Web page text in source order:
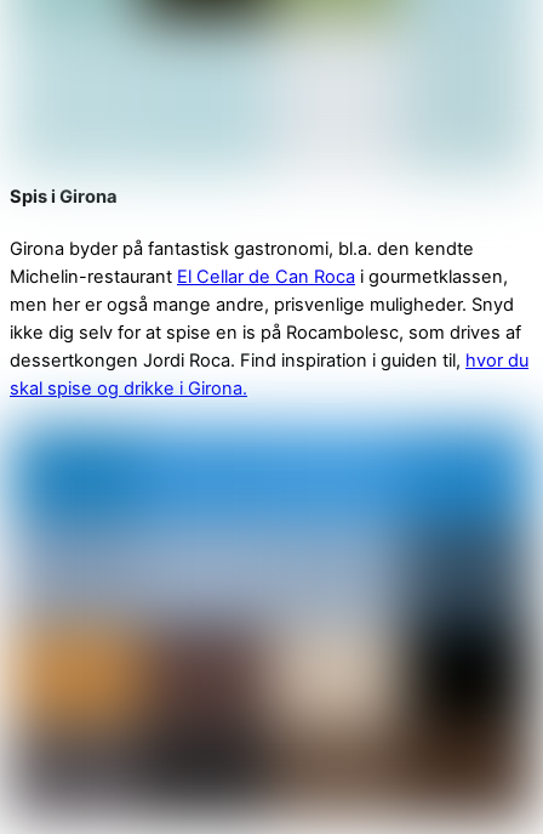
Spis i Girona
Girona byder på fantastisk gastronomi, bl.a. den kendte
Michelin-restaurant El Cellar de Can Roca i gourmetklassen,
men her er også mange andre, prisvenlige muligheder. Snyd
ikke dig selv for at spise en is på Rocambolesc, som drives af
dessertkongen Jordi Roca. Find inspiration i guiden til, hvor du
skal spise og drikke i Girona.